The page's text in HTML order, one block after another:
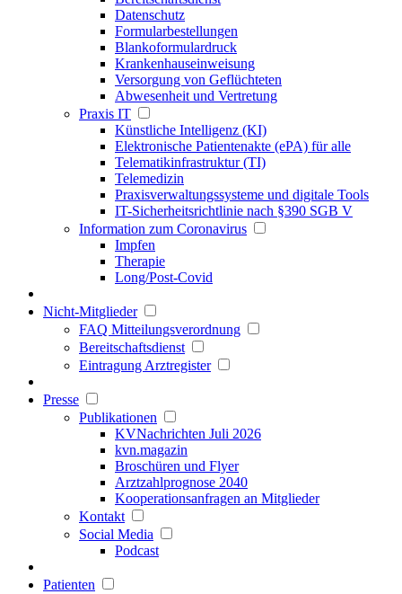
Datenschutz
Formularbestellungen
Blankoformulardruck
Krankenhauseinweisung
Versorgung von Geflüchteten
Abwesenheit und Vertretung
Praxis IT
Künstliche Intelligenz (KI)
Elektronische Patientenakte (ePA) für alle
Telematikinfrastruktur (TI)
Telemedizin
Praxisverwaltungssysteme und digitale Tools
IT-Sicherheitsrichtlinie nach §390 SGB V
Information zum Coronavirus
Impfen
Therapie
Long/Post-Covid
Nicht-Mitglieder
FAQ Mitteilungsverordnung
Bereitschaftsdienst
Eintragung Arztregister
Presse
Publikationen
KVNachrichten Juli 2026
kvn.magazin
Broschüren und Flyer
Arztzahlprognose 2040
Kooperationsanfragen an Mitglieder
Kontakt
Social Media
Podcast
Patienten